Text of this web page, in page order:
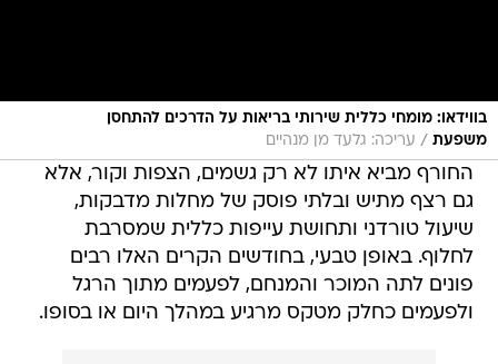
בווידאו: מומחי כללית שירותי בריאות על הדרכים להתחסן
משפעת / עריכה: גלעד מן מנהיים
החורף מביא איתו לא רק גשמים, הצפות וקור, אלא
גם רצף מתיש ובלתי פוסק של מחלות מדבקות,
שיעול טורדני ותחושת עייפות כללית שמסרבת
לחלוף. באופן טבעי, בחודשים הקרים האלו רבים
פונים לתה המוכר והמנחם, לפעמים מתוך הרגל
ולפעמים כחלק מטקס מרגיע במהלך היום או בסופו.